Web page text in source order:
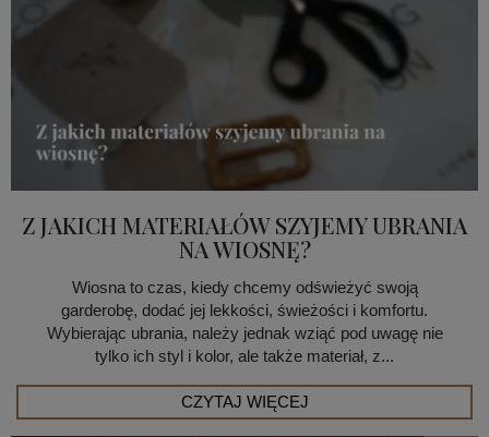
Z JAKICH MATERIAŁÓW SZYJEMY UBRANIA
NA WIOSNĘ?
Wiosna to czas, kiedy chcemy odświeżyć swoją
garderobę, dodać jej lekkości, świeżości i komfortu.
Wybierając ubrania, należy jednak wziąć pod uwagę nie
tylko ich styl i kolor, ale także materiał, z...
CZYTAJ WIĘCEJ